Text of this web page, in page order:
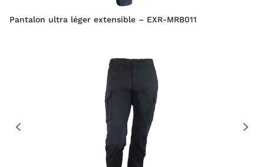
Pantalon ultra léger extensible – EXR-MRB011